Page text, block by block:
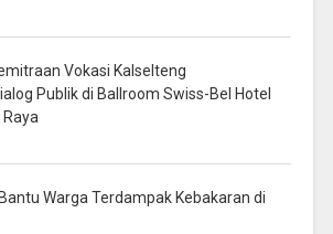
Vokasi Kalselteng
Publik di Ballroom Swiss-Bel Hotel
Warga Terdampak Kebakaran di